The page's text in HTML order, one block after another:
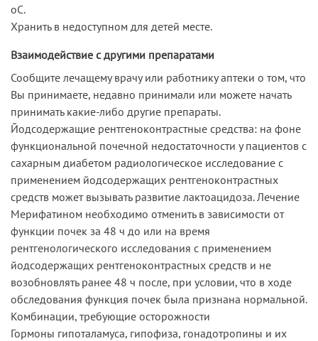
оС.
Хранить в недоступном для детей месте.
Взаимодействие с другими препаратами
Сообщите лечащему врачу или работнику аптеки о том, что
Вы принимаете, недавно принимали или можете начать
принимать какие-либо другие препараты.
Йодсодержащие рентгеноконтрастные средства: на фоне
функциональной почечной недостаточности у пациентов с
сахарным диабетом радиологическое исследование с
применением йодсодержащих рентгеноконтрастных
средств может вызывать развитие лактоацидоза. Лечение
Мерифатином необходимо отменить в зависимости от
функции почек за 48 ч до или на время
рентгенологического исследования с применением
йодсодержащих рентгеноконтрастных средств и не
возобновлять ранее 48 ч после, при условии, что в ходе
обследования функция почек была признана нормальной.
Комбинации, требующие осторожности
Гормоны гипоталамуса, гипофиза, гонадотропины и их